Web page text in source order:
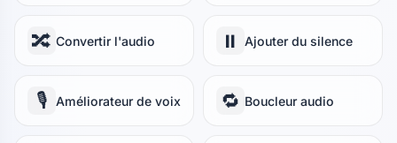
🔀 Convertir l'audio ⏸️ Ajouter du silence
🎙️ Améliorateur de voix 🔁 Boucleur audio